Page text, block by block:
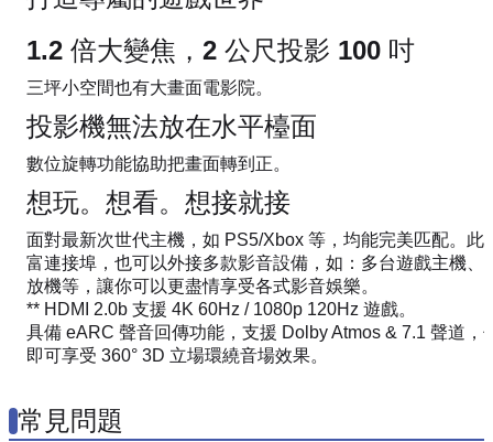
1.2 倍大變焦，2 公尺投影 100 吋
三坪小空間也有大畫面電影院。
投影機無法放在水平檯面
數位旋轉功能協助把畫面轉到正。
想玩。想看。想接就接
面對最新次世代主機，如 PS5/Xbox 等，均能完美匹配。此
富連接埠，也可以外接多款影音設備，如：多台遊戲主機、
放機等，讓你可以更盡情享受各式影音娛樂。
** HDMI 2.0b 支援 4K 60Hz / 1080p 120Hz 遊戲。
具備 eARC 聲音回傳功能，支援 Dolby Atmos & 7.1 聲道，
即可享受 360° 3D 立場環繞音場效果。
常見問題